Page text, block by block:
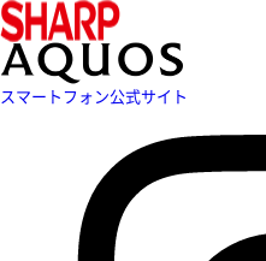
スマートフォン公式サイト